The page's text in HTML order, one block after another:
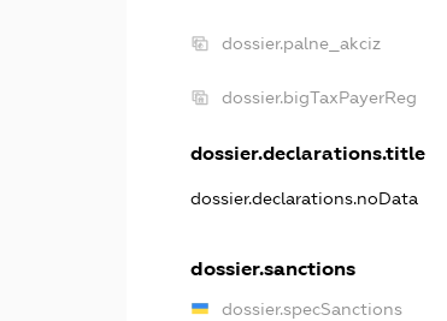
dossier.palne_akciz
dossier.bigTaxPayerReg
dossier.declarations.title
dossier.declarations.noData
dossier.sanctions
dossier.specSanctions